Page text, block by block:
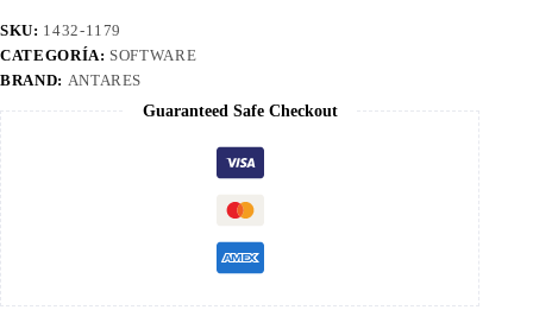
SKU: 1432-1179
CATEGORÍA: SOFTWARE
BRAND: ANTARES
Guaranteed Safe Checkout